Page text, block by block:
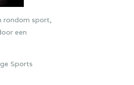
rondom sport,
een
Sports